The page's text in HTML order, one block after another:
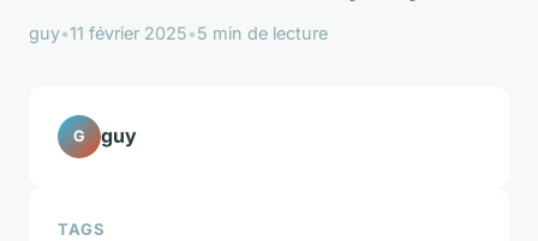
guy•11 février 2025•5 min de lecture
G guy
TAGS